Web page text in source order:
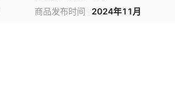
商品发布时间 2024年11月